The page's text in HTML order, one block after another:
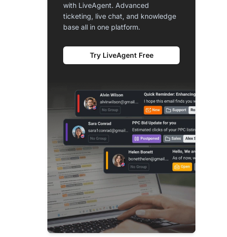
with LiveAgent. Advanced
ticketing, live chat, and knowledge
base all in one platform.
Try LiveAgent Free